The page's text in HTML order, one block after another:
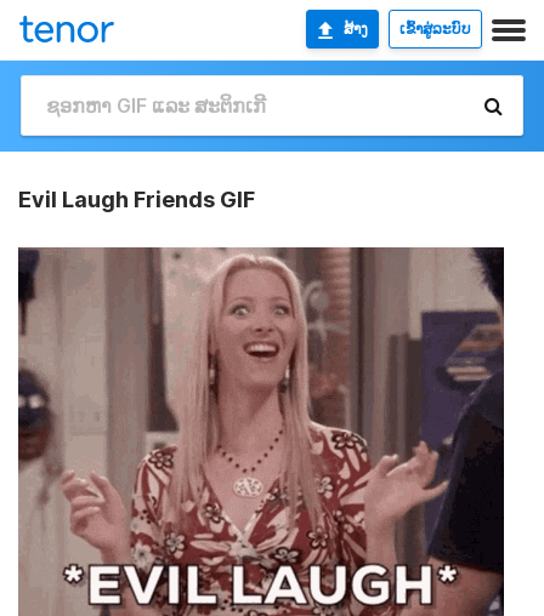
ສ້າງ ເຂົ້າສູ່ລະບົບ
Evil Laugh Friends GIF